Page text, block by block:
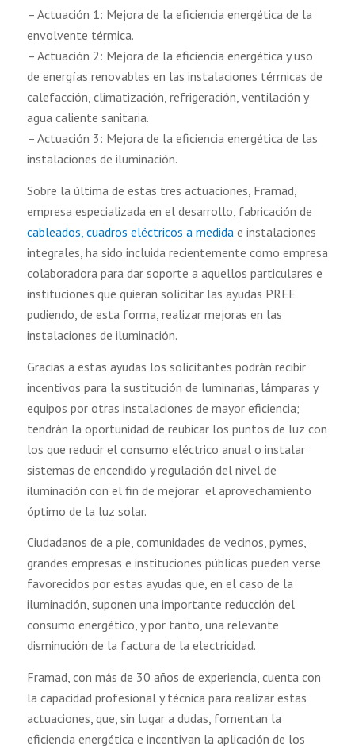
– Actuación 1: Mejora de la eficiencia energética de la
envolvente térmica.
– Actuación 2: Mejora de la eficiencia energética y uso
de energías renovables en las instalaciones térmicas de
calefacción, climatización, refrigeración, ventilación y
agua caliente sanitaria.
– Actuación 3: Mejora de la eficiencia energética de las
instalaciones de iluminación.
Sobre la última de estas tres actuaciones, Framad,
empresa especializada en el desarrollo, fabricación de
cableados, cuadros eléctricos a medida e instalaciones
integrales, ha sido incluida recientemente como empresa
colaboradora para dar soporte a aquellos particulares e
instituciones que quieran solicitar las ayudas PREE
pudiendo, de esta forma, realizar mejoras en las
instalaciones de iluminación.
Gracias a estas ayudas los solicitantes podrán recibir
incentivos para la sustitución de luminarias, lámparas y
equipos por otras instalaciones de mayor eficiencia;
tendrán la oportunidad de reubicar los puntos de luz con
los que reducir el consumo eléctrico anual o instalar
sistemas de encendido y regulación del nivel de
iluminación con el fin de mejorar el aprovechamiento
óptimo de la luz solar.
Ciudadanos de a pie, comunidades de vecinos, pymes,
grandes empresas e instituciones públicas pueden verse
favorecidos por estas ayudas que, en el caso de la
iluminación, suponen una importante reducción del
consumo energético, y por tanto, una relevante
disminución de la factura de la electricidad.
Framad, con más de 30 años de experiencia, cuenta con
la capacidad profesional y técnica para realizar estas
actuaciones, que, sin lugar a dudas, fomentan la
eficiencia energética e incentivan la aplicación de los